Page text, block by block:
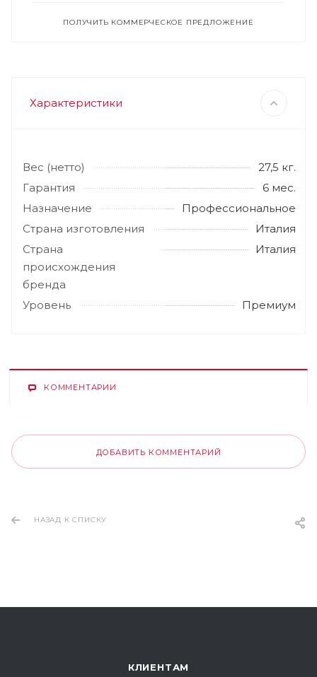
ПОЛУЧИТЬ КОММЕРЧЕСКОЕ ПРЕДЛОЖЕНИЕ
Характеристики
Вес (нетто)
27,5 кг.
Гарантия
6 мес.
Назначение
Профессиональное
Страна изготовления
Италия
Страна
происхождения
бренда
Италия
Уровень Премиум
КОММЕНТАРИИ
ДОБАВИТЬ КОММЕНТАРИЙ
НАЗАД К СПИСКУ
КЛИЕНТАМ